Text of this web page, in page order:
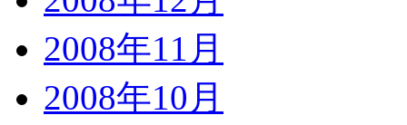
2008年11月
2008年10月